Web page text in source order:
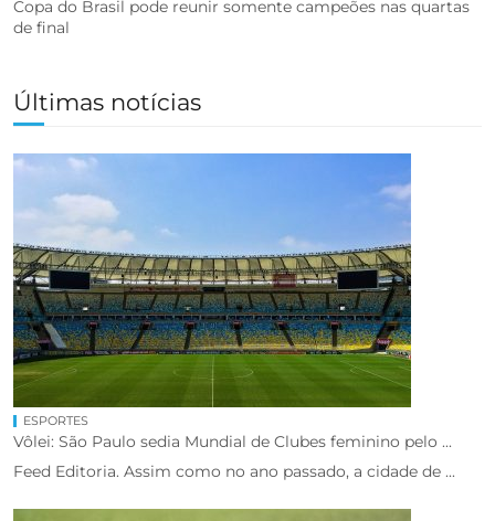
Copa do Brasil pode reunir somente campeões nas quartas
de final
Últimas notícias
ESPORTES
Vôlei: São Paulo sedia Mundial de Clubes feminino pelo ...
Feed Editoria. Assim como no ano passado, a cidade de ...